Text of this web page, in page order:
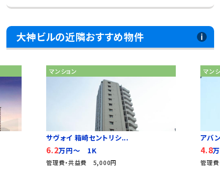
大神ビルの近隣おすすめ物件
マンション
サヴォイ 箱崎セントリシ...
6.2万円～ 1K
管理費・共益費 5,000円
マン
アバ
4.8
管理